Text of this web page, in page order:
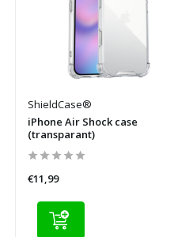
ShieldCase®
iPhone Air Shock case
(transparant)
€11,99